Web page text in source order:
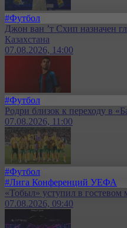
#Футбол
Джон ван ’т Схип назначен
Казахстана
07.08.2026, 14:00
#Футбол
Родри близок к переходу в
07.08.2026, 11:00
#Футбол
#Лига Конференций УЕФА
«Тобыл» уступил в гостевом
07.08.2026, 09:40